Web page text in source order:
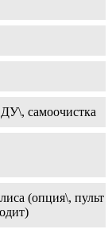
самоочистка
(опция\, пульт